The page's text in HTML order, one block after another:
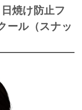
焼け防止フ
ール（スナッ